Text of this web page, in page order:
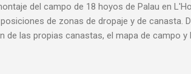
del campo de 18 hoyos de Palau en
de zonas de dropaje y de canasta.
de las propias canastas, el mapa de campo y
muy de cerca por @merlinsts. Las